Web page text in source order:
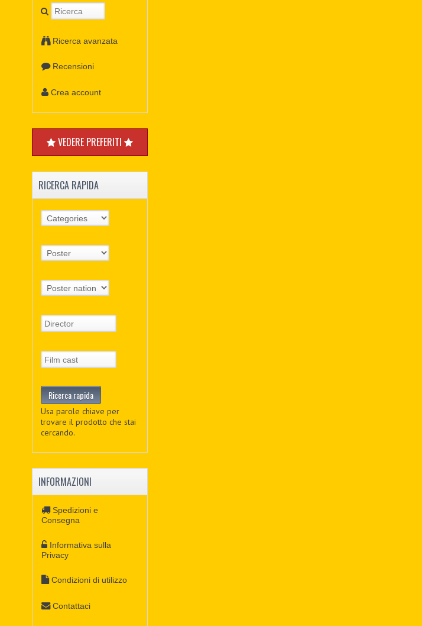
Ricerca avanzata
Recensioni
Crea account
VEDERE PREFERITI
RICERCA RAPIDA
Usa parole chiave per
trovare il prodotto che stai
cercando.
INFORMAZIONI
Spedizioni e
Consegna
Informativa sulla
Privacy
Condizioni di utilizzo
Contattaci